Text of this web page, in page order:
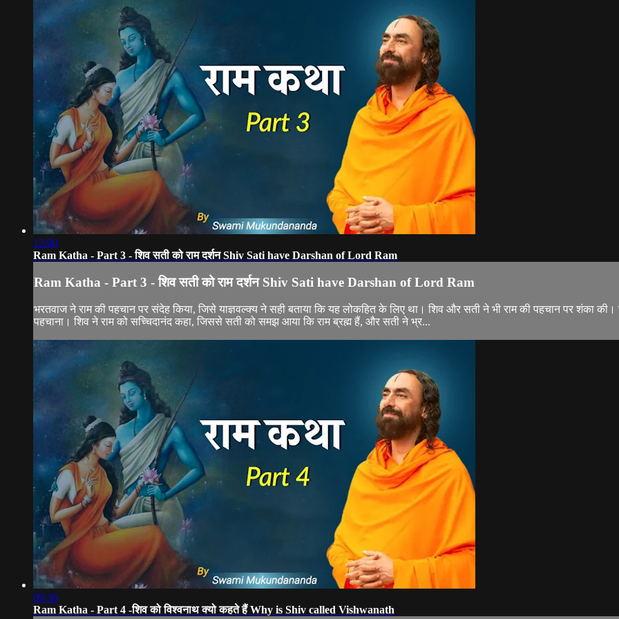
12:00
Ram Katha - Part 3 - शिव सती को राम दर्शन Shiv Sati have Darshan of Lord Ram
Ram Katha - Part 3 - शिव सती को राम दर्शन Shiv Sati have Darshan of Lord Ram
भरतवाज ने राम की पहचान पर संदेह किया, जिसे याज्ञवल्क्य ने सही बताया कि यह लोकहित के लिए था। शिव और सती ने भी राम की पहचान पर शंका
पहचाना। शिव ने राम को सच्चिदानंद कहा, जिससे सती को समझ आया कि राम ब्रह्म हैं, और सती ने भ्र...
09:36
Ram Katha - Part 4 -शिव को विश्वनाथ क्यो कहते हैं Why is Shiv called Vishwanath